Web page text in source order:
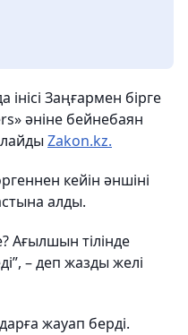
Заңғармен бірге
әніне бейнебаян
Zakon.kz.
кейін әншіні
алды.
Ағылшын тілінде
– деп жазды желі
жауап берді.